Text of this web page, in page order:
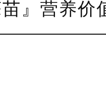
苗』营养